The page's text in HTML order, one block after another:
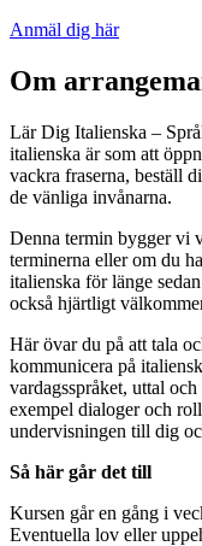
Anmäl dig här
Om
Lär Dig Italienska –
italienska är som att
vackra fraserna, beställ
de vänliga invånarna.
Denna termin bygger vi
terminerna eller om du
italienska för länge
också hjärtligt
Här övar du på att tala
kommunicera på
vardagsspråket, uttal
exempel dialoger och
undervisningen till dig
Så här går det till
Kursen går en gång i
Eventuella lov eller